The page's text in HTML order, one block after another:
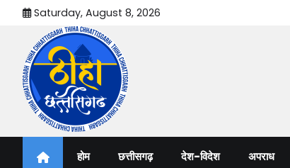
content
Saturday, August 8, 2026
Thiha Chhattisgarh
होम छत्तीसगढ़ देश-विदेश अपराध